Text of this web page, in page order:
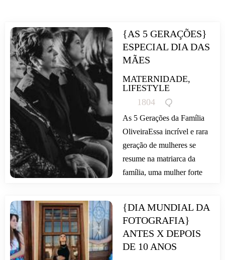
{AS 5 GERAÇÕES}
ESPECIAL DIA DAS
MÃES
MATERNIDADE,
LIFESTYLE
1804
As 5 Gerações da Família
OliveiraEssa incrível e rara
geração de mulheres se
resume na matriarca da
família, uma mulher forte
{DIA MUNDIAL DA
FOTOGRAFIA}
ANTES X DEPOIS
DE 10 ANOS